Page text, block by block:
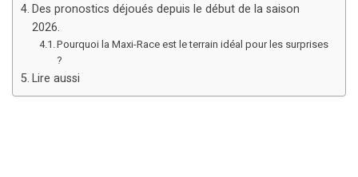
Des pronostics déjoués depuis le début de la saison
2026.
Pourquoi la Maxi-Race est le terrain idéal pour les surprises
?
Lire aussi